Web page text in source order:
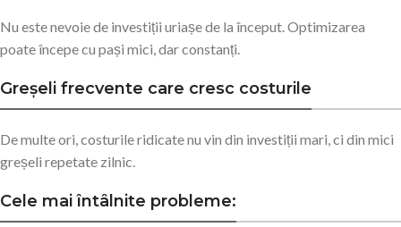
Nu este nevoie de investiții uriașe de la început. Optimizarea
poate începe cu pași mici, dar constanți.
Greșeli frecvente care cresc costurile
De multe ori, costurile ridicate nu vin din investiții mari, ci din mici
greșeli repetate zilnic.
Cele mai întâlnite probleme: